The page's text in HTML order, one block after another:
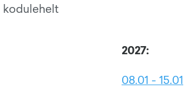
kodulehelt
2027:
08.01 - 15.01